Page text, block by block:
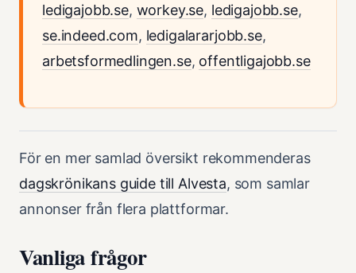
ledigajobb.se, workey.se, ledigajobb.se,
se.indeed.com, ledigalararjobb.se,
arbetsformedlingen.se, offentligajobb.se
För en mer samlad översikt rekommenderas
dagskrönikans guide till Alvesta, som samlar
annonser från flera plattformar.
Vanliga frågor